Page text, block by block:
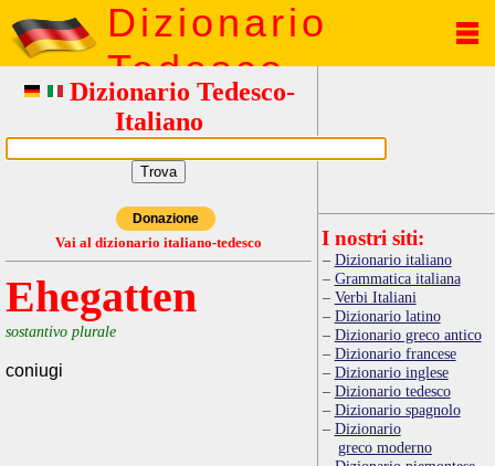
Dizionario
Tedesco
Dizionario Tedesco-
Italiano
Donazione
Vai al dizionario italiano-tedesco
Ehegatten
sostantivo plurale
coniugi
I nostri siti:
Dizionario italiano
Grammatica italiana
Verbi Italiani
Dizionario latino
Dizionario greco antico
Dizionario francese
Dizionario inglese
Dizionario tedesco
Dizionario spagnolo
Dizionario
greco moderno